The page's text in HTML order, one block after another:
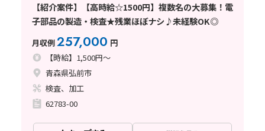
【紹介案件】【高時給☆1500円】複数名の大募集！電
子部品の製造・検査★残業ほぼナシ♪未経験OK◎
月収例257,000 円
【時給】1,500円～
青森県弘前市
検査、加工
62783-00